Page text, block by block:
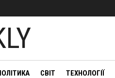
СВІТ ТЕХНОЛОГІЇ